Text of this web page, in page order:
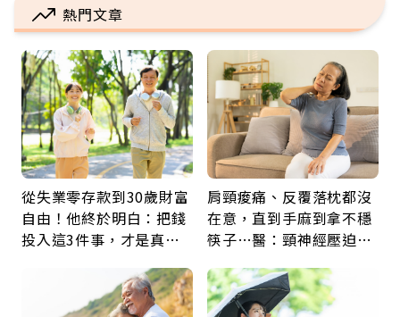
熱門文章
從失業零存款到30歲財富
自由！他終於明白：把錢
投入這3件事，才是真正
肩頸痠痛、反覆落枕都沒
在意，直到手麻到拿不穩
筷子…醫：頸神經壓迫上
鍵